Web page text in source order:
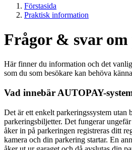
Butiker
Mat och dryck
Evenemang
Erbjudanden
Kundklubb
Förstasida
Praktisk information
Frågor & svar
Här finner du information och det
som du som besökare kan behöva
Vad innebär AUTOPAY-
Det är ett enkelt parkeringssystem utan
parkeringsbiljetter. Det fungerar
åker in på parkeringen registreras ditt
kamera och din parkering startar. En